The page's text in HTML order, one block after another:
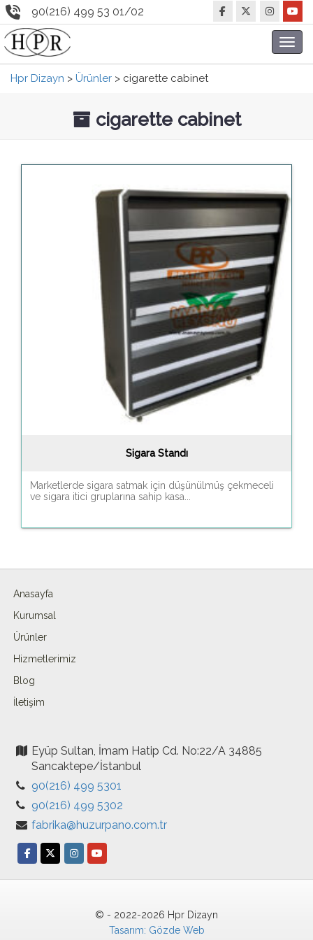
90(216) 499 53 01/02
Hpr Dizayn > Ürünler > cigarette cabinet
cigarette cabinet
Sigara Standı
Marketlerde sigara satmak için düşünülmüş çekmeceli
ve sigara itici gruplarına sahip kasa...
Anasayfa
Kurumsal
Ürünler
Hizmetlerimiz
Blog
İletişim
Eyüp Sultan, İmam Hatip Cd. No:22/A 34885
Sancaktepe/İstanbul
90(216) 499 5301
90(216) 499 5302
fabrika@huzurpano.com.tr
© - 2022-2026 Hpr Dizayn
Tasarım: Gözde Web